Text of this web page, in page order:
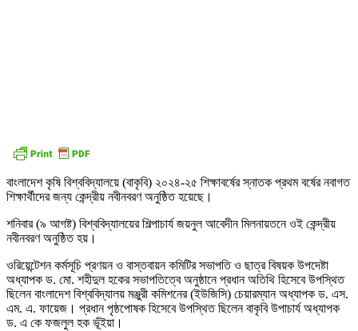
বাংলাদেশ কৃষি বিশ্ববিদ্যালয়ে (বাকৃবি) ২০২৪-২৫ শিক্ষাবর্ষের স্নাতক প্রথম বর্ষের নবাগত
শিক্ষার্থীদের জন্য কেন্দ্রীয় নবীনবরণ অনুষ্ঠিত হয়েছে।
শনিবার (৯ আগষ্ট) বিশ্ববিদ্যালয়ের শিল্পাচার্য জয়নুল আবেদীন মিলনায়তনে ওই কেন্দ্রীয়
নবীনবরণ অনুষ্ঠিত হয়।
ওরিয়েন্টেশন কর্মসূচি প্রণয়ন ও বাস্তবায়ন কমিটির সভাপতি ও ছাত্র বিষয়ক উপদেষ্টা
অধ্যাপক ড. মো. শহীদুল হকের সভাপতিত্বে অনুষ্ঠানে প্রধান অতিথি হিসেবে উপস্থিত
ছিলেন বাংলাদেশ বিশ্ববিদ্যালয় মঞ্জুরী কমিশনের (ইউজিসি) চেয়ারম্যান অধ্যাপক ড. এস.
এম. এ. ফায়েজ। প্রধান পৃষ্ঠপোষক হিসেবে উপস্থিত ছিলেন বাকৃবি উপাচার্য অধ্যাপক
ড. এ কে ফজলুল হক ভূঁইয়া।